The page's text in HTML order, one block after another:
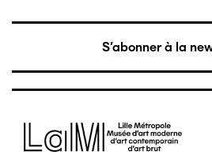
S'abonner à la
Image